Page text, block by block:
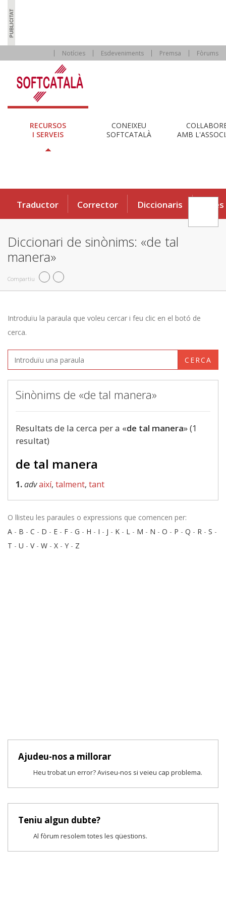
Notícies Esdeveniments Premsa Fòrums
RECURSOS
I SERVEIS
CONEIXEU
SOFTCATALÀ
AMB
Traductor Corrector Diccionaris Eines
Diccionari de sinònims: «de tal
manera»
Compartiu
Introduïu la paraula que voleu cercar i feu clic en el botó de
cerca.
CERCA
Sinònims de «de tal manera»
Resultats de la cerca per a «de tal manera» (1
resultat)
de tal manera
1.advaixí, talment, tant
O llisteu les paraules o expressions que comencen per:
A - B - C - D - E - F - G - H - I - J - K - L - M - N - O - P - Q - R - S -
T - U - V- W - X - Y - Z
Ajudeu-nos a millorar
Heu trobat un error? Aviseu-nos si veieu cap problema.
Teniu algun dubte?
Al fòrum resolem totes les qüestions.